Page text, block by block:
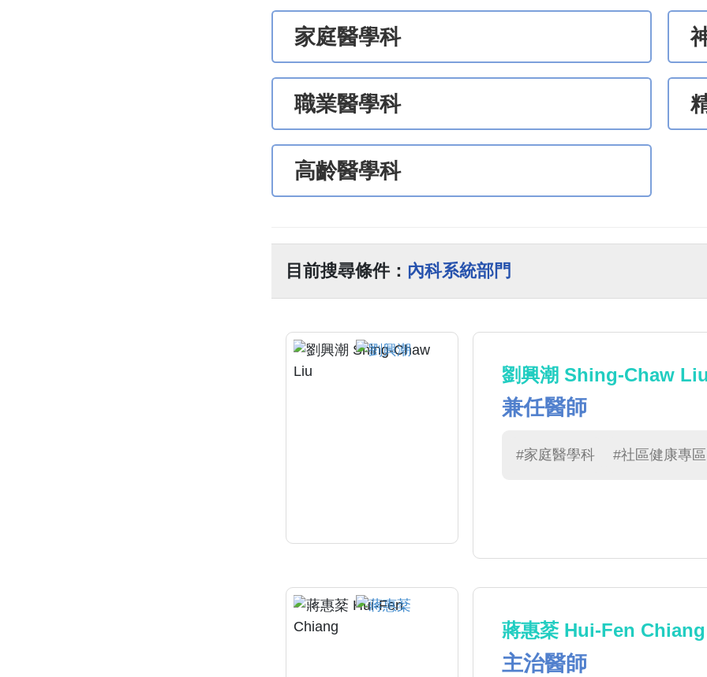
家庭醫學科
職業醫學科
高齡醫學科
目前搜尋條件： 內科系統部門
劉興潮 Shing-Chaw
兼任醫師
#家庭醫學科 #社區健康專區
蔣惠棻 Hui-Fen Chiang
主治醫師